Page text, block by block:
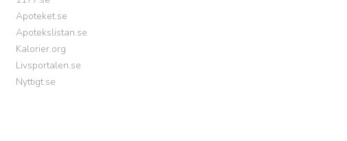
Apoteket.se
Apotekslistan.se
Kalorier.org
Livsportalen.se
Nyttigt.se